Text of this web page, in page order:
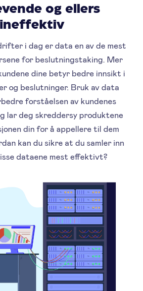
og ellers
ineffektiv
i dag er data en av de mest
for beslutningstaking. Mer
dine betyr bedre innsikt i
og beslutninger. Bruk av data
forståelsen av kundenes
lar deg skreddersy produktene
din for å appellere til dem
kan du sikre at du samler inn
dataene mest effektivt?